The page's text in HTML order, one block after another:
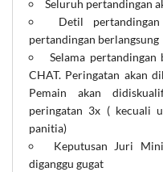
Seluruh pertandingan
Detil
pertandingan berlangsung
Selama pertandingan
CHAT. Peringatan akan
Pemain akan
peringatan 3x ( kecuali
panitia)
Keputusan Juri
diganggu gugat